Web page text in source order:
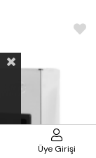
Üye Girişi